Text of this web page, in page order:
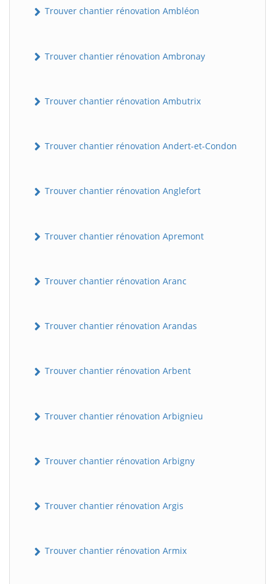
Trouver chantier rénovation Ambléon
Trouver chantier rénovation Ambronay
Trouver chantier rénovation Ambutrix
Trouver chantier rénovation Andert-et-Condon
Trouver chantier rénovation Anglefort
Trouver chantier rénovation Apremont
Trouver chantier rénovation Aranc
Trouver chantier rénovation Arandas
Trouver chantier rénovation Arbent
Trouver chantier rénovation Arbignieu
Trouver chantier rénovation Arbigny
Trouver chantier rénovation Argis
Trouver chantier rénovation Armix